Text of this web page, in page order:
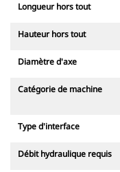
Longueur hors tout
Hauteur hors tout
Diamètre d'axe
Catégorie de machine
Type d'interface
Débit hydraulique requis